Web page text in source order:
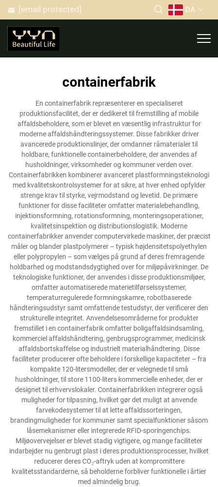
[email protected] DA
containerfabrik
En containerfabrik repræsenterer en specialiseret
produktionsfacilitet, der er dedikeret til fremstilling af mobile
affaldsbeholdere, som er blevet en væsentlig infrastruktur for
moderne affaldshåndteringssystemer. Disse fabrikker driver
avancerede produktionslinjer, der omdanner råmaterialer til
holdbare, funktionelle containerbeholdere, der anvendes af
husholdninger, virksomheder og kommuner verden over.
Containerfabrikken kombinerer avanceret plastformningsteknologi
med kvalitetskontrolsystemer for at sikre, at hver enhed opfylder
strenge krav til styrke, vejrmodstand og levetid. De primære
funktioner for disse faciliteter omfatter materialebehandling,
injektionsformning, rotationsformning, monteringsoperationer,
kvalitetsinspektion og distributionslogistik. Moderne
containerfabrikker anvender computervirkede maskiner, der præcist
måler og blander plastpolymerer – typisk højdensitetspolyethylen
eller polypropylen – som vælges på grund af deres fremragende
holdbarhed og modstandsdygtighed over for miljøpåvirkninger. De
teknologiske funktioner, der anvendes i disse produktionsmiljøer,
omfatter automatiserede materietilførselssystemer,
temperaturregulerede formningskamre, robotbaserede
håndteringsudstyr samt omfattende testudstyr, der verificerer den
strukturelle integritet. Anvendelsesområderne for produkter
fremstillet i en containerfabrik omfatter boligaffaldsindsamling,
kommerciel affaldshåndtering, genbrugsprogrammer, medicinsk
affaldsbortskaffelse og industrielt materialhåndtering. Disse
faciliteter producerer ofte beholdere i forskellige kapaciteter – fra
kompakte 120-litersmodeller, der er velegnede til små
husholdninger, til store 1100-liters kommercielle enheder, der er
designet til erhvervslokaler. Containerfabrikken integrerer også
muligheder for tilpasning, hvilket gør det muligt at anvende
farvekodesystemer til at lette affaldssorteringen,
brandingmuligheder for kommuner samt specialfunktioner såsom
låsemekanismer eller integrerede RFID-sporingenchips.
Miljøovervejelser er blevet stadig vigtigere, og mange faciliteter
indarbejder nu genbrugt plast i deres produktionsprocesser, hvilket
reducerer deres CO₂-aftryk uden at kompromittere
kvalitetsstandarderne, så beholderne forbliver funktionelle i årtier
med almindelig brug.